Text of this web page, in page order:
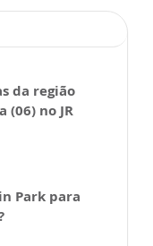
da região
no JR
Park para